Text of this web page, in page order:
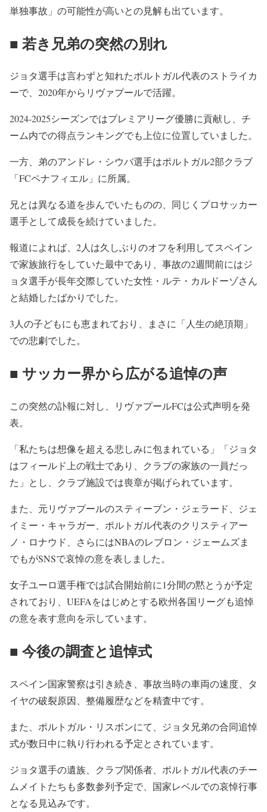
単独事故」 の可能性が高いとの見解も出ています。
■ 若き兄弟の突然の別れ
ジョタ選手は言わずと知れたポルトガル代表のストライカ
ーで、 2020年からリヴァプールで活躍。
2024-2025シーズンではプレミアリーグ優勝に貢献し、 チ
ーム内での得点ランキングでも上位に位置していました。
一方、弟のアンドレ・シウバ選手はポルトガル2部クラブ
「FCペナフィエル」に所属。
兄とは異なる道を歩んでいたものの、 同じくプロサッカー
選手として成長を続けていました。
報道によれば、 2人は久しぶりのオフを利用してスペイン
で家族旅行をしていた最中であり、 事故の2週間前にはジ
ョタ選手が長年交際していた女性・ルテ・ カルドーゾさん
と結婚したばかりでした。
3人の子どもにも恵まれており、まさに「人生の絶頂期」
での悲劇でした。
■ サッカー界から広がる追悼の声
この突然の訃報に対し、リヴァプールFCは公式声明を発
表。
「私たちは想像を超える悲しみに包まれている」「ジョタ
はフィールド上の戦士であり、クラブの家族の一員だっ
た」 とし、クラブ施設では喪章が掲げられています。
また、元リヴァプールのスティーブン・ジェラード、ジェ
イミー・ キャラガー、ポルトガル代表のクリスティアー
ノ・ロナウド、 さらにはNBAのレブロン・ ジェームズま
でもがSNSで哀悼の意を表しました。
女子ユーロ選手権では試合開始前に1分間の黙とうが予定
されており、 UEFAをはじめとする欧州各国リーグも追悼
の意を表す意向を示しています。
■ 今後の調査と追悼式
スペイン国家警察は引き続き、事故当時の車両の速度、 タ
イヤの破裂原因、整備履歴などを精査中です。
また、 ポルトガル・リスボンにて、 ジョタ兄弟の合同追悼
式が数日中に執り行われる予定とされています。
ジョタ選手の遺族、クラブ関係者、 ポルトガル代表のチー
ムメイトたちも多数参列予定で、 国家レベルでの哀悼行事
となる見込みです。